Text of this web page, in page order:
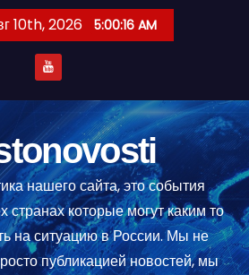
10th, 2026 5:00:16 AM
нашего сайта, это события
странах которые могут каким то
на ситуацию в России. Мы не
публикацией новостей, мы